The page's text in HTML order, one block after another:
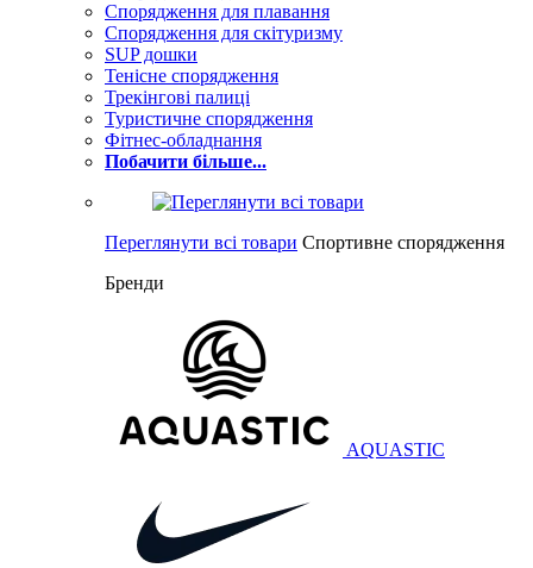
Спорядження для плавання
Спорядження для скітуризму
SUP дошки
Тенісне спорядження
Трекінгові палиці
Туристичне спорядження
Фітнес-обладнання
Побачити більше...
Переглянути всі товари Спортивне спорядження
Бренди
AQUASTIC